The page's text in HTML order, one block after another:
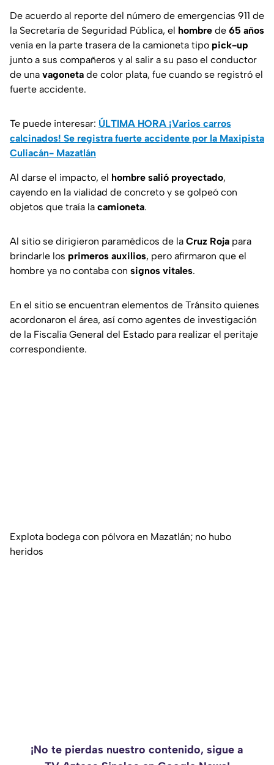
De acuerdo al reporte del número de emergencias 911 de
la Secretaría de Seguridad Pública, el hombre de 65 años
venía en la parte trasera de la camioneta tipo pick-up
junto a sus compañeros y al salir a su paso el conductor
de una vagoneta de color plata, fue cuando se registró el
fuerte accidente.
Te puede interesar: ÚLTIMA HORA ¡Varios carros
calcinados! Se registra fuerte accidente por la Maxipista
Culiacán- Mazatlán
Al darse el impacto, el hombre salió proyectado,
cayendo en la vialidad de concreto y se golpeó con
objetos que traía la camioneta.
Al sitio se dirigieron paramédicos de la Cruz Roja para
brindarle los primeros auxilios, pero afirmaron que el
hombre ya no contaba con signos vitales.
En el sitio se encuentran elementos de Tránsito quienes
acordonaron el área, así como agentes de investigación
de la Fiscalía General del Estado para realizar el peritaje
correspondiente.
Explota bodega con pólvora en Mazatlán; no hubo
heridos
¡No te pierdas nuestro contenido, sigue a